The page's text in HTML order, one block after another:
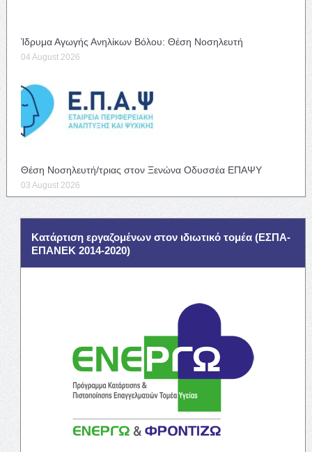
Ίδρυμα Αγωγής Ανηλίκων Βόλου: Θέση Νοσηλευτή
04 August 2026
Θέση Νοσηλευτή/τριας στον Ξενώνα Οδυσσέα ΕΠΑΨΥ
03 August 2026
Κατάρτιση εργαζομένων στον ιδιωτικό τομέα (ΕΣΠΑ-
ΕΠΑΝΕΚ 2014-2020)